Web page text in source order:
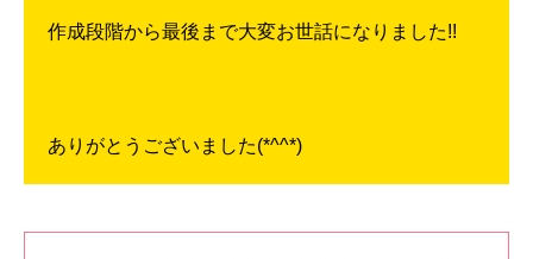
作成段階から最後まで大変お世話になりました!!
ありがとうございました(*^^*)